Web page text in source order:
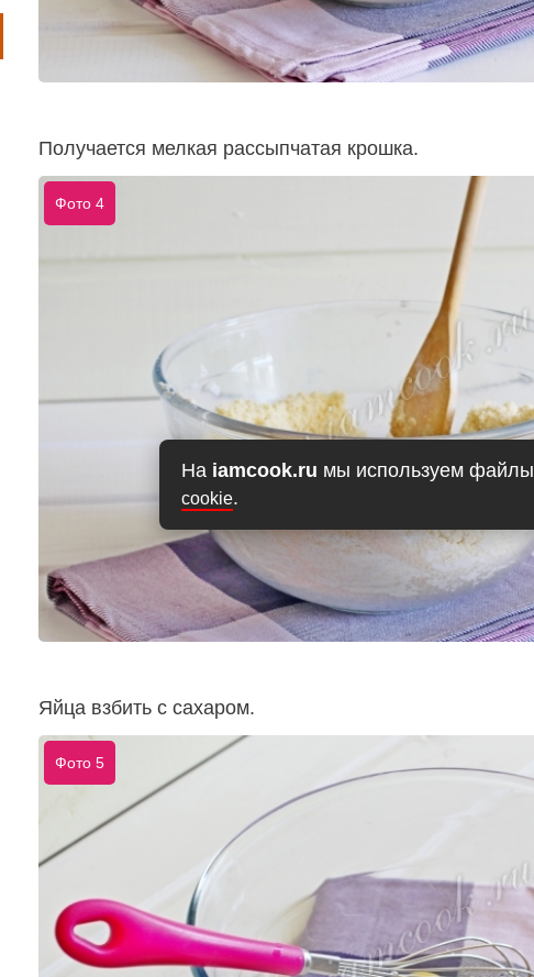
На iamcook.ru мы используем файлы
cookie.
Получается мелкая рассыпчатая крошка.
Фото 4
Яйца взбить с сахаром.
Фото 5